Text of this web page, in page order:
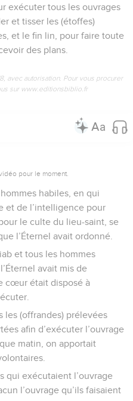
exécuter tous les ouvrages
et tisser les (étoffes)
et le fin lin, pour faire toute
des plans.
avec autorisation. Pour vous procurer
sur www.editionsbiblio.fr
pour le moment.
habiles, en qui
et de l’intelligence pour
le culte du lieu-saint, se
l’Éternel avait ordonné.
et tous les hommes
avait mis de
cœur était disposé à
les (offrandes) prélevées
afin d’exécuter l’ouvrage
matin, on apportait
qui exécutaient l’ouvrage
l’ouvrage qu’ils faisaient